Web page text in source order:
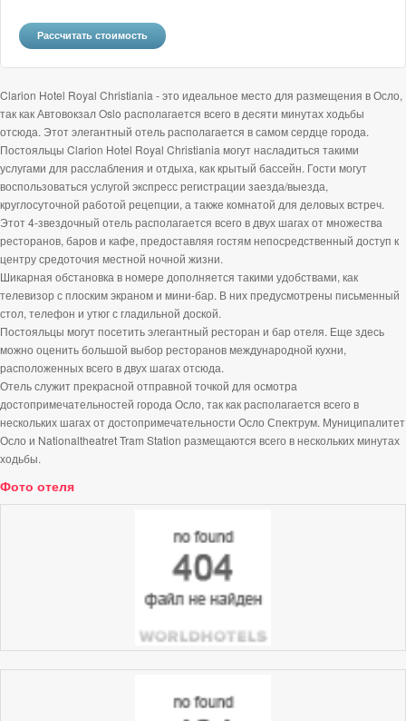
Clarion Hotel Royal Christiania - это идеальное место для размещения в Осло,
так как Автовокзал Oslo располагается всего в десяти минутах ходьбы
отсюда. Этот элегантный отель располагается в самом сердце города.
Постояльцы Clarion Hotel Royal Christiania могут насладиться такими
услугами для расслабления и отдыха, как крытый бассейн. Гости могут
воспользоваться услугой экспресс регистрации заезда/выезда,
круглосуточной работой рецепции, а также комнатой для деловых встреч.
Этот 4-звездочный отель располагается всего в двух шагах от множества
ресторанов, баров и кафе, предоставляя гостям непосредственный доступ к
центру средоточия местной ночной жизни.
Шикарная обстановка в номере дополняется такими удобствами, как
телевизор с плоским экраном и мини-бар. В них предусмотрены письменный
стол, телефон и утюг с гладильной доской.
Постояльцы могут посетить элегантный ресторан и бар отеля. Еще здесь
можно оценить большой выбор ресторанов международной кухни,
расположенных всего в двух шагах отсюда.
Отель служит прекрасной отправной точкой для осмотра
достопримечательностей города Осло, так как располагается всего в
нескольких шагах от достопримечательности Осло Спектрум. Муниципалитет
Осло и Nationaltheatret Tram Station размещаются всего в нескольких минутах
ходьбы.
Фото отеля